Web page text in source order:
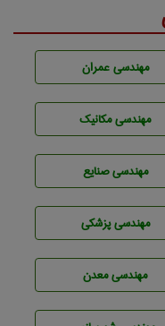
مهندسی عمران
مهندسی مکانیک
مهندسی صنايع
مهندسی پزشکی
مهندسی معدن